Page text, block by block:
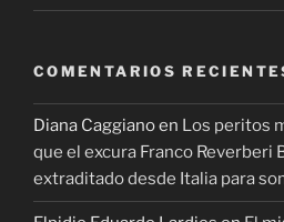
COMENTARIOS
Diana Caggianoen Los peritos
que el excura Franco Reverberi
extraditado desde Italia para